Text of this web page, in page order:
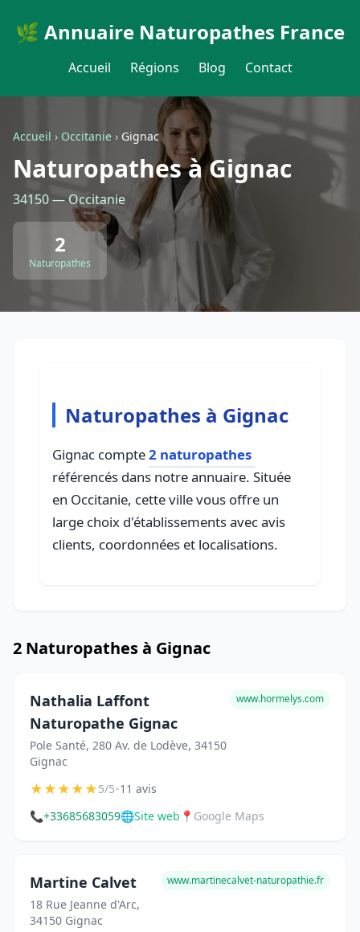
🌿 Annuaire Naturopathes France
Accueil Régions Blog Contact
Accueil › Occitanie › Gignac
Naturopathes à Gignac
34150 — Occitanie
2
Naturopathes
Naturopathes à Gignac
Gignac compte2 naturopathes
référencés dans notre annuaire. Située
en Occitanie, cette ville vous offre un
large choix d'établissements avec avis
clients, coordonnées et localisations.
2 Naturopathes à Gignac
Nathalia Laffont
Naturopathe Gignac
Pole Santé, 280 Av. de Lodève, 34150
Gignac
www.hormelys.com
★★★★★5/5•11 avis
📞+33685683059🌐Site web 📍 Google Maps
Martine Calvet
18 Rue Jeanne d'Arc,
34150 Gignac
www.martinecalvet-naturopathie.fr